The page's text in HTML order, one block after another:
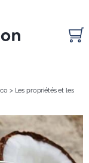
> Les propriétés et les